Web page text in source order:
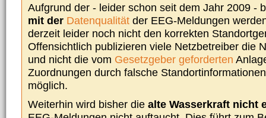
Aufgrund der - leider schon seit dem Jahr 2009 -
mit der Datenqualität der EEG-Meldungen
derzeit leider noch nicht den korrekten
Offensichtlich publizieren viele Netzbetreiber die
und nicht die vom Gesetzgeber geforderten
Zuordnungen durch falsche
möglich.
Weiterhin wird bisher die alte Wasserkraft nicht